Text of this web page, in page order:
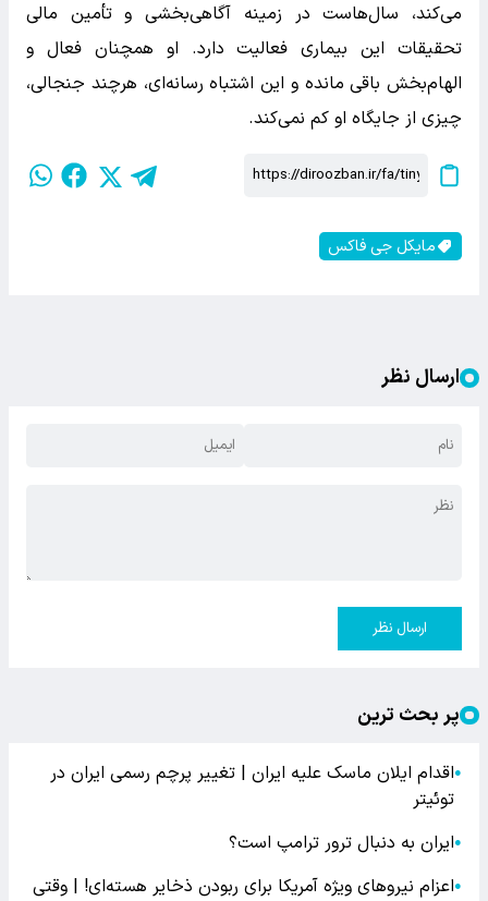
می‌کند، سال‌هاست در زمینه آگاهی‌بخشی و تأمین مالی
تحقیقات این بیماری فعالیت دارد. او همچنان فعال و
الهام‌بخش باقی مانده و این اشتباه رسانه‌ای، هرچند جنجالی،
چیزی از جایگاه او کم نمی‌کند.
مایکل جی فاکس
ارسال نظر
ارسال نظر
پر بحث ترین
●اقدام ایلان ماسک علیه ایران | تغییر پرچم رسمی ایران در
توئیتر
●ایران به دنبال ترور ترامپ است؟
●اعزام نیروهای ویژه آمریکا برای ربودن ذخایر هسته‌ای! | وقتی